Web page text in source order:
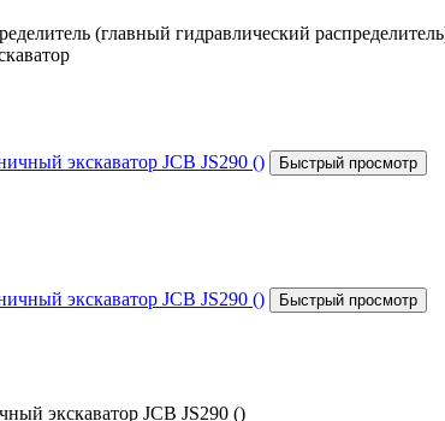
(главный гидравлический
экскаватор JCB JS290 ()